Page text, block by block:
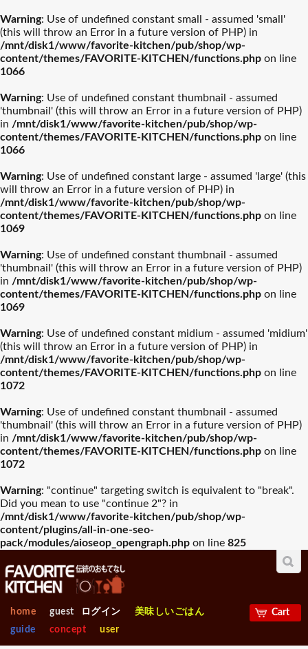
Warning: Use of undefined constant small - assumed 'small'
(this will throw an Error in a future version of PHP) in
/mnt/disk1/www/favorite-kitchen/pub/shop/wp-
content/themes/FAVORITE-KITCHEN/functions.php on line
1066
Warning: Use of undefined constant thumbnail - assumed
'thumbnail' (this will throw an Error in a future version of PHP)
in /mnt/disk1/www/favorite-kitchen/pub/shop/wp-
content/themes/FAVORITE-KITCHEN/functions.php on line
1066
Warning: Use of undefined constant large - assumed 'large' (this
will throw an Error in a future version of PHP) in
/mnt/disk1/www/favorite-kitchen/pub/shop/wp-
content/themes/FAVORITE-KITCHEN/functions.php on line
1069
Warning: Use of undefined constant thumbnail - assumed
'thumbnail' (this will throw an Error in a future version of PHP)
in /mnt/disk1/www/favorite-kitchen/pub/shop/wp-
content/themes/FAVORITE-KITCHEN/functions.php on line
1069
Warning: Use of undefined constant midium - assumed 'midium'
(this will throw an Error in a future version of PHP) in
/mnt/disk1/www/favorite-kitchen/pub/shop/wp-
content/themes/FAVORITE-KITCHEN/functions.php on line
1072
Warning: Use of undefined constant thumbnail - assumed
'thumbnail' (this will throw an Error in a future version of PHP)
in /mnt/disk1/www/favorite-kitchen/pub/shop/wp-
content/themes/FAVORITE-KITCHEN/functions.php on line
1072
Warning: "continue" targeting switch is equivalent to "break".
Did you mean to use "continue 2"? in
/mnt/disk1/www/favorite-kitchen/pub/shop/wp-
content/plugins/all-in-one-seo-
pack/modules/aioseop_opengraph.php on line 825
home guest ログイン
美味しいごはん
guide
concept user
Cart